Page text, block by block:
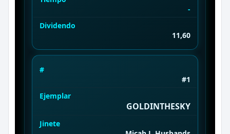
-
Dividendo
11,60
#
#1
Ejemplar
GOLDINTHESKY
Jinete